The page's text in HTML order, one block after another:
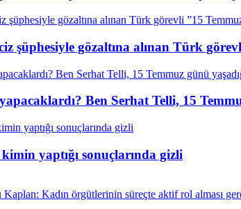
şüphesiyle gözaltına alınan Türk
Ben Serhat Telli, 15
yaptığı sonuçlarında gizli